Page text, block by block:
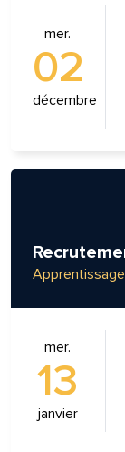
mer.
02
décembre
mer.
13
janvier